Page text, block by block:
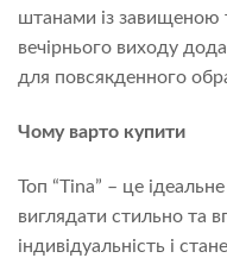
штанами із завищеною
вечірнього виходу
для повсякденного
Чому варто купити
Топ “Tina” – це
виглядати стильно та
індивідуальність і